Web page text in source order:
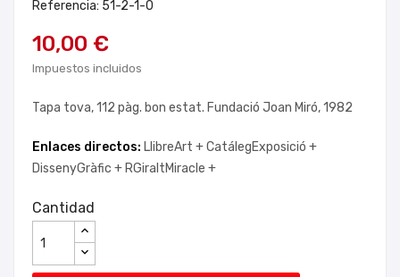
Referencia: 51-2-1-0
10,00 €
Impuestos incluidos
Tapa tova, 112 pàg. bon estat. Fundació Joan Miró, 1982
Enlaces directos: LlibreArt +CatálegExposició +
DissenyGràfic + RGiraltMiracle +
Cantidad